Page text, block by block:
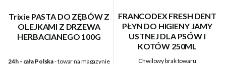
Trixie PASTA DO ZĘBÓW Z
OLEJKAMI Z DRZEWA
HERBACIANEGO 100G
24h - cała Polska- towar na magazynie
FRANCODEX FRESH DENT
PŁYN DO HIGIENY JAMY
USTNEJ DLA PSÓW I
KOTÓW 250ML
Chwilowy brak towaru